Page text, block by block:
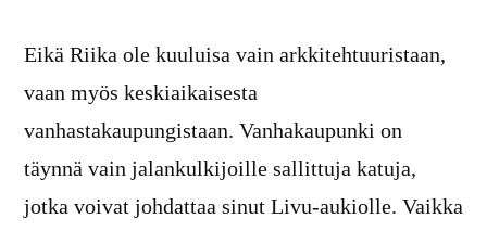
Eikä Riika ole kuuluisa vain arkkitehtuuristaan,
vaan myös keskiaikaisesta
vanhastakaupungistaan. Vanhakaupunki on
täynnä vain jalankulkijoille sallittuja katuja,
jotka voivat johdattaa sinut Livu-aukiolle. Vaikka